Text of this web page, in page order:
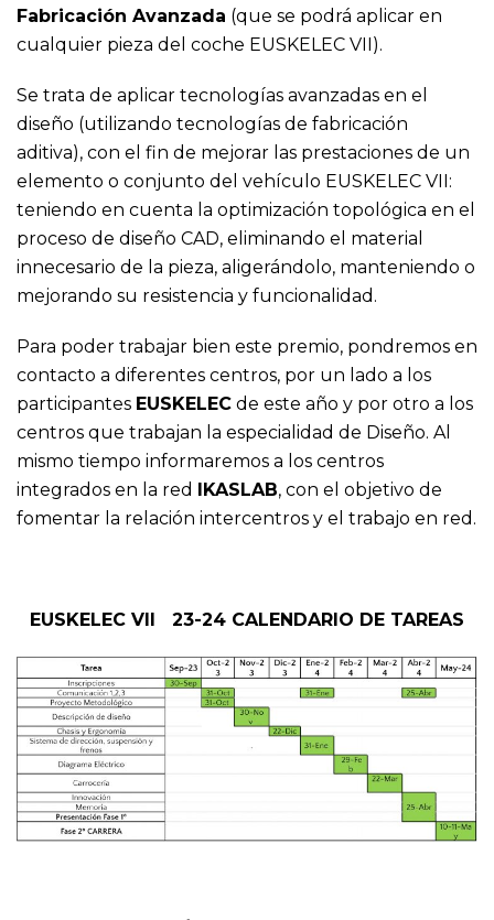
Fabricación Avanzada (que se podrá aplicar en
cualquier pieza del coche EUSKELEC VII).
Se trata de aplicar tecnologías avanzadas en el
diseño (utilizando tecnologías de fabricación
aditiva), con el fin de mejorar las prestaciones de un
elemento o conjunto del vehículo EUSKELEC VII:
teniendo en cuenta la optimización topológica en el
proceso de diseño CAD, eliminando el material
innecesario de la pieza, aligerándolo, manteniendo o
mejorando su resistencia y funcionalidad.
Para poder trabajar bien este premio, pondremos en
contacto a diferentes centros, por un lado a los
participantes EUSKELEC de este año y por otro a los
centros que trabajan la especialidad de Diseño. Al
mismo tiempo informaremos a los centros
integrados en la red IKASLAB, con el objetivo de
fomentar la relación intercentros y el trabajo en red.
EUSKELEC VII 23-24 CALENDARIO DE TAREAS